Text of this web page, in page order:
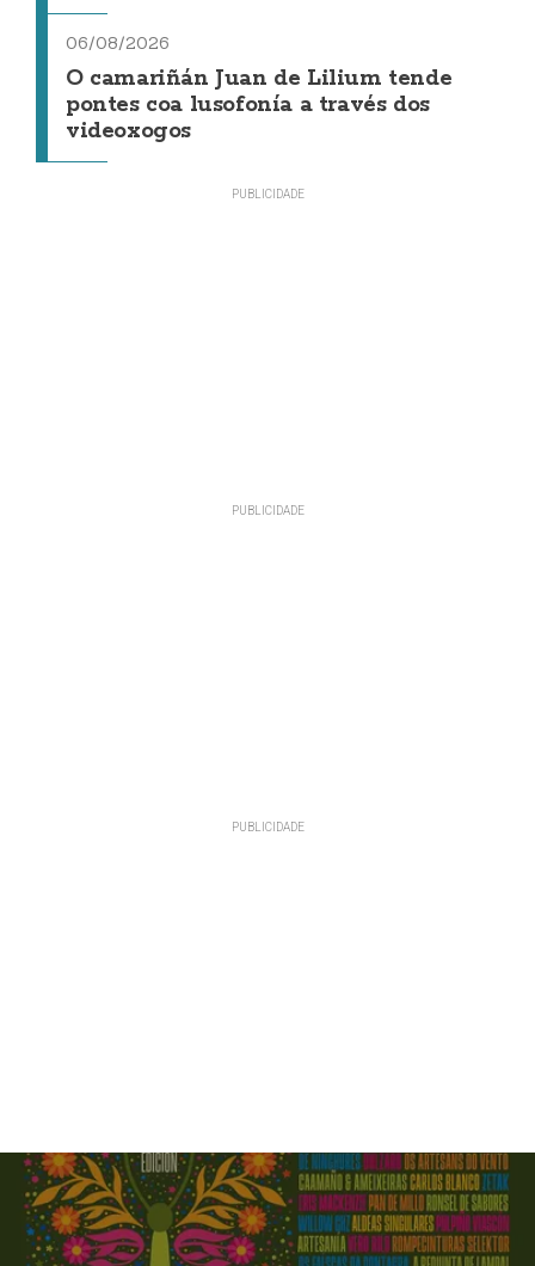
06/08/2026
O camariñán Juan de Lilium tende
pontes coa lusofonía a través dos
videoxogos